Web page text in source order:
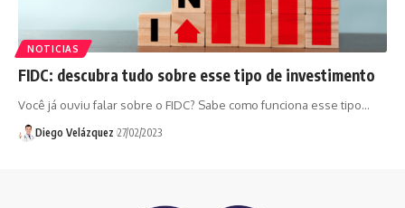
NOTICIAS
FIDC: descubra tudo sobre esse tipo de investimento
Você já ouviu falar sobre o FIDC? Sabe como funciona esse tipo…
Diego Velázquez 27/02/2023